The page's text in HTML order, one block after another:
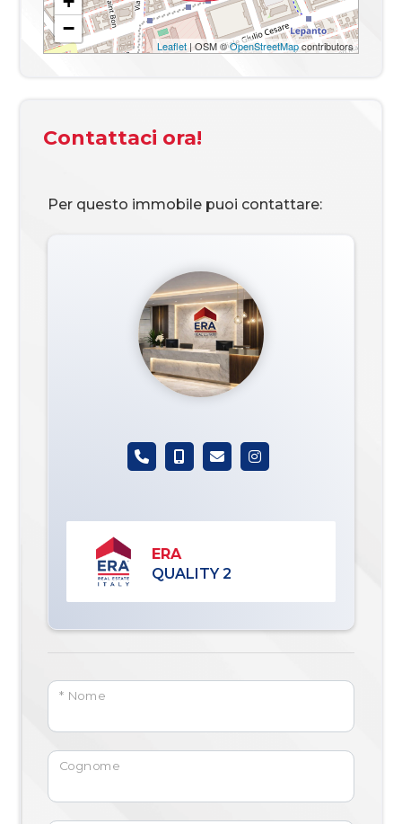
Posizione Zona residenziale
−
Leaflet| OSM ©OpenStreetMapcontributors
Contattaci ora!
Per questo immobile puoi contattare:
ERA
QUALITY 2
* Nome
Cognome